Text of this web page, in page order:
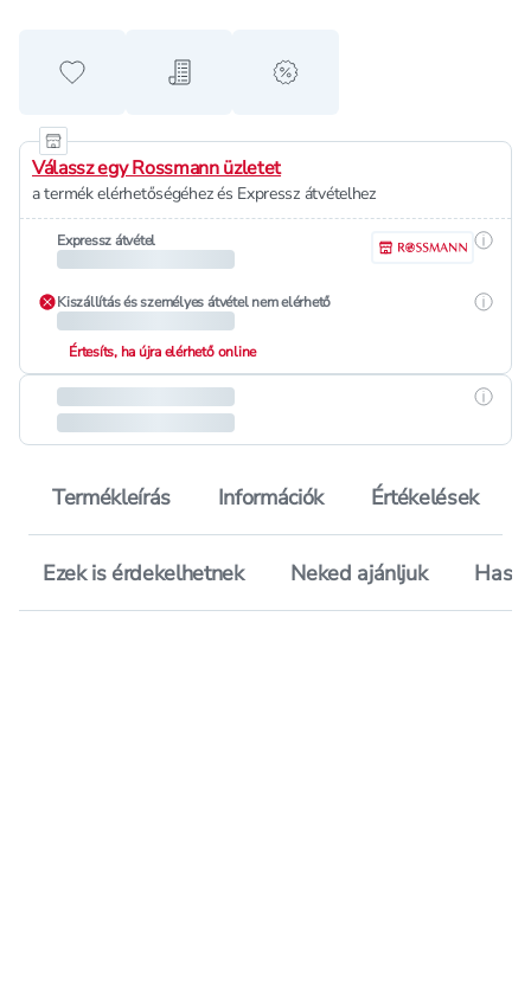
Hozzáadás a kedvencekhez
Hozzáadás a bevásárló listához
alert when on sale
Válassz egy Rossmann üzletet
a termék elérhetőségéhez és Expressz átvételhez
Expressz átvétel
Kiszállítás és személyes átvétel nem elérhető
Értesíts, ha újra elérhető online
Termékleírás Információk Értékelések
Ezek is érdekelhetnek Neked ajánljuk